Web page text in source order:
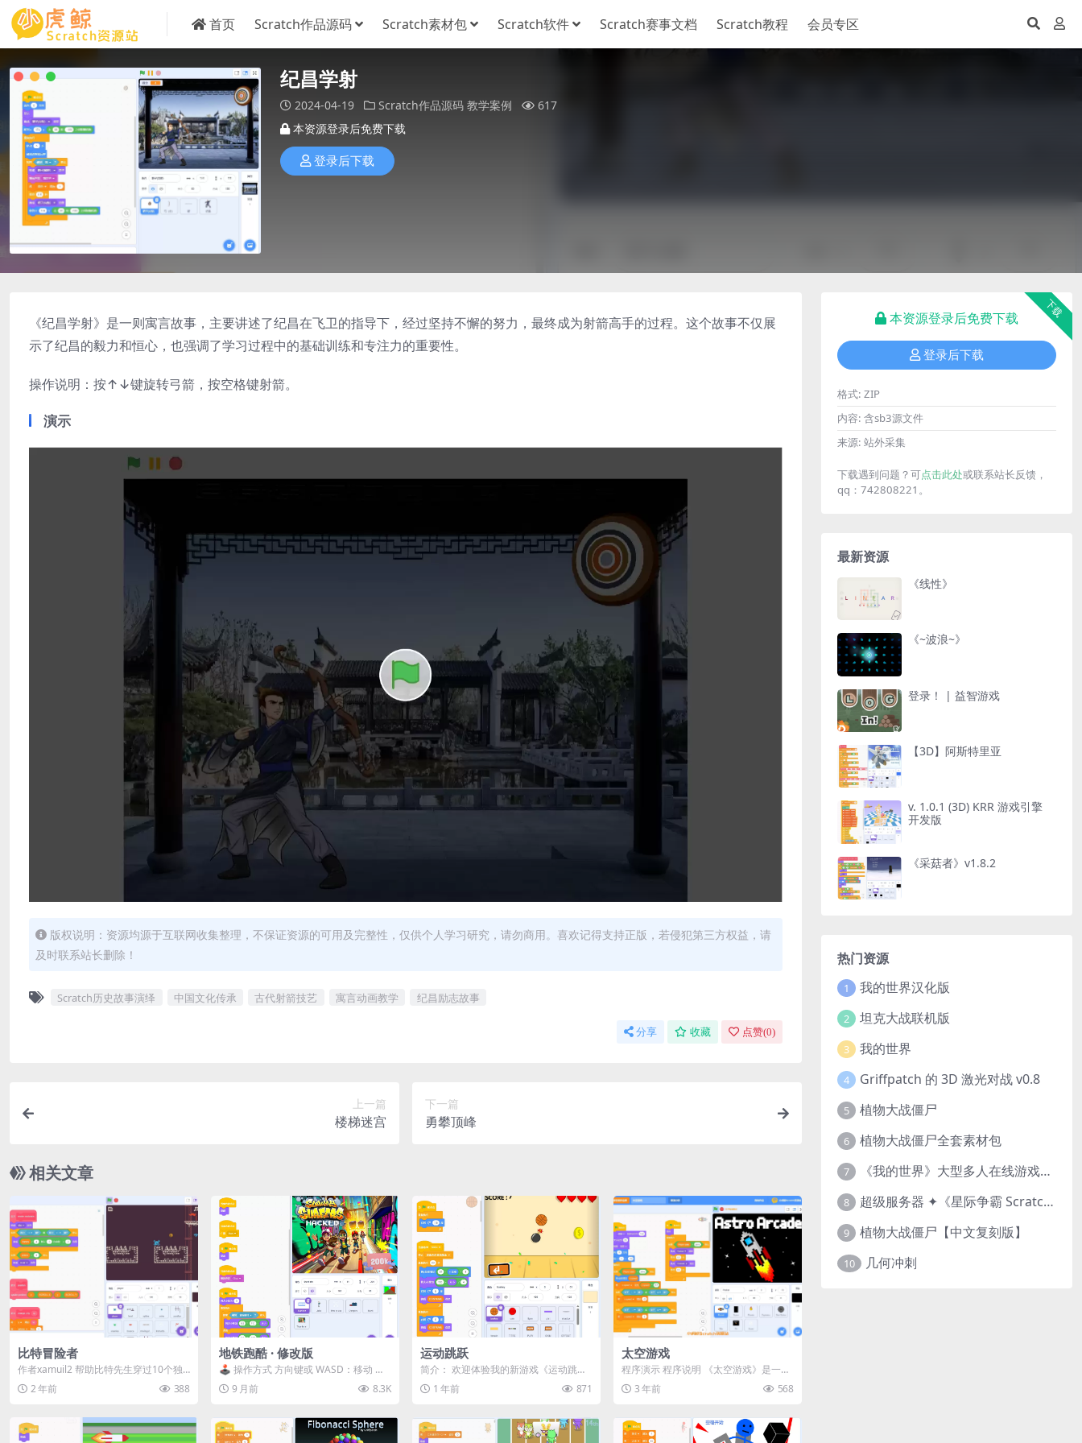
首页 Scratch作品源码 Scratch素材包 Scratch软件 Scratch赛事文档 Scratch教程 会员专区
纪昌学射
2024-04-19 Scratch作品源码 教学案例
617
本资源登录后免费下载
登录后下载
《纪昌学射》是一则寓言故事，主要讲述了纪昌在飞卫的指导下，经过坚持不懈的努力，最终成为射箭高手的过程。这个故事不仅展
示了纪昌的毅力和恒心，也强调了学习过程中的基础训练和专注力的重要性。
操作说明：按↑↓键旋转弓箭，按空格键射箭。
演示
版权说明：资源均源于互联网收集整理，不保证资源的可用及完整性，仅供个人学习研究，请勿商用。喜欢记得支持正版，若侵犯第三方权益，请
及时联系站长删除！
Scratch历史故事演绎 中国文化传承 古代射箭技艺 寓言动画教学 纪昌励志故事
分享 收藏 点赞(0)
上一篇
楼梯迷宫
下一篇
勇攀顶峰
相关文章
比特冒险者
作者xamuil2 帮助比特先生穿过10个独
特的关卡，努力赢得比特冠军的称号！
... 2 年前 388
地铁跑酷 · 修改版
🕹️ 操作方式 方向键或 WASD：移动 请
使用全屏模式 以获得更好体验 ⚠️ ...
9 月前 8.3K
运动跳跃
简介： 欢迎体验我的新游戏《运动跳跃
1.04》！这是一个与各种运动球有关的
趣味...1 年前 871
太空游戏
程序演示 程序说明 《太空游戏》是一个
使用Scratch编程软件制作的简单游
戏。...3 年前 568
下载
本资源登录后免费下载
登录后下载
格式: ZIP
内容: 含sb3源文件
来源: 站外采集
下载遇到问题？可点击此处或联系站长反馈，
qq：742808221。
最新资源
《线性》
《~波浪~》
登录！ | 益智游戏
【3D】阿斯特里亚
v. 1.0.1 (3D) KRR 游戏引擎
开发版
《采菇者》v1.8.2
热门资源
1 我的世界汉化版
2 坦克大战联机版
3 我的世界
4 Griffpatch 的 3D 激光对战 v0.8
5 植物大战僵尸
6 植物大战僵尸全套素材包
7 《我的世界》大型多人在线游戏（MMO）v1.7
8 超级服务器 ✦《星际争霸 Scratch（经典版本）》
9 植物大战僵尸【中文复刻版】
10 几何冲刺